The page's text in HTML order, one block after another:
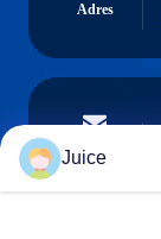
Adres
E-mailen
Juice